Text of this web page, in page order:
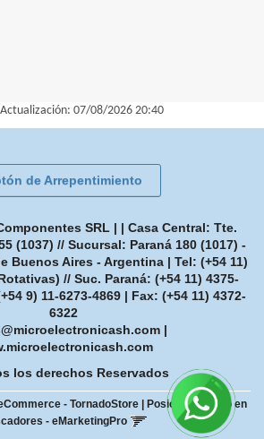
07/08/2026 20:40
de Arrepentimiento
SRL | | Casa Central: Tte.
(1037) // Sucursal: Paraná 180 (1017) -
Buenos Aires - Argentina | Tel: (+54 11)
// Suc. Paraná: (+54 11) 4375-
9) 11-6273-4869| Fax: (+54 11) 4372-
6322
|
los derechos Reservados
- TornadoStore| Posicionamiento en
- eMarketingPro